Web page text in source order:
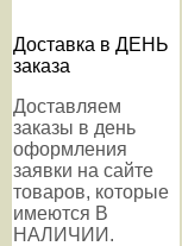
Доставка в ДЕНЬ
заказа
Доставляем
заказы в день
оформления
заявки на сайте
товаров, которые
имеются В
НАЛИЧИИ.